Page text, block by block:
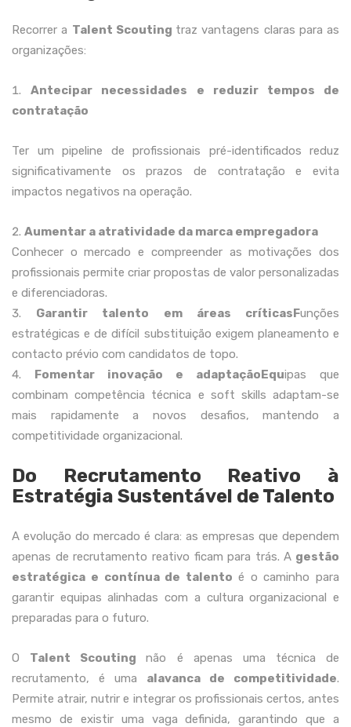
Recorrer a Talent Scouting traz vantagens claras para as
organizações:
Antecipar necessidades e reduzir tempos de
contratação
Ter um pipeline de profissionais pré-identificados reduz
significativamente os prazos de contratação e evita
impactos negativos na operação.
Aumentar a atratividade da marca empregadora
Conhecer o mercado e compreender as motivações dos
profissionais permite criar propostas de valor personalizadas
e diferenciadoras.
Garantir talento em áreas críticasFunções
estratégicas e de difícil substituição exigem planeamento e
contacto prévio com candidatos de topo.
Fomentar inovação e adaptaçãoEquipas que
combinam competência técnica e soft skills adaptam-se
mais rapidamente a novos desafios, mantendo a
competitividade organizacional.
Do Recrutamento Reativo à
Estratégia Sustentável de Talento
A evolução do mercado é clara: as empresas que dependem
apenas de recrutamento reativo ficam para trás. A gestão
estratégica e contínua de talento é o caminho para
garantir equipas alinhadas com a cultura organizacional e
preparadas para o futuro.
O Talent Scoutingnão é apenas uma técnica de
recrutamento, é uma alavanca de competitividade.
Permite atrair, nutrir e integrar os profissionais certos, antes
mesmo de existir uma vaga definida, garantindo que a